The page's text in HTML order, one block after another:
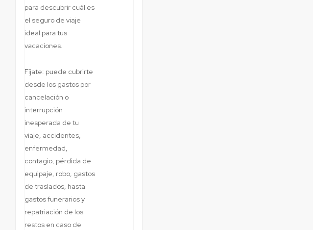
para descubrir cuál es
el seguro de viaje
ideal para tus
vacaciones.
Fíjate: puede cubrirte
desde los gastos por
cancelación o
interrupción
inesperada de tu
viaje, accidentes,
enfermedad,
contagio, pérdida de
equipaje, robo, gastos
de traslados, hasta
gastos funerarios y
repatriación de los
restos en caso de